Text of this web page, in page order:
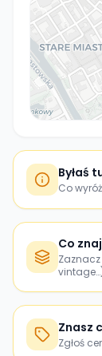
Byłaś
Co
Co
Znasz
Zgłoś